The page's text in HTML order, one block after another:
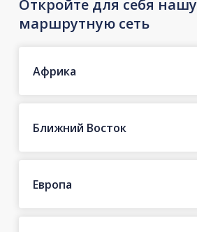
Откройте для себя нашу
маршрутную сеть
Африка
Ближний Восток
Европа